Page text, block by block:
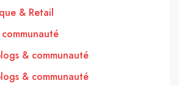
& Retail
& communauté
& communauté